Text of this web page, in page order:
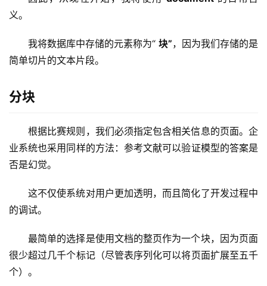
品
目
资
A
I
课
程
A
I
V
义。
我将数据库中存储的元素称为“ 块”，因为我们存储的是
简单切片的文本片段。
分块
根据比赛规则，我们必须指定包含相关信息的页面。企
业系统也采用同样的方法：参考文献可以验证模型的答案是
否是幻觉。
这不仅使系统对用户更加透明，而且简化了开发过程中
的调试。
最简单的选择是使用文档的整页作为一个块，因为页面
很少超过几千个标记（尽管表序列化可以将页面扩展至五千
个）。